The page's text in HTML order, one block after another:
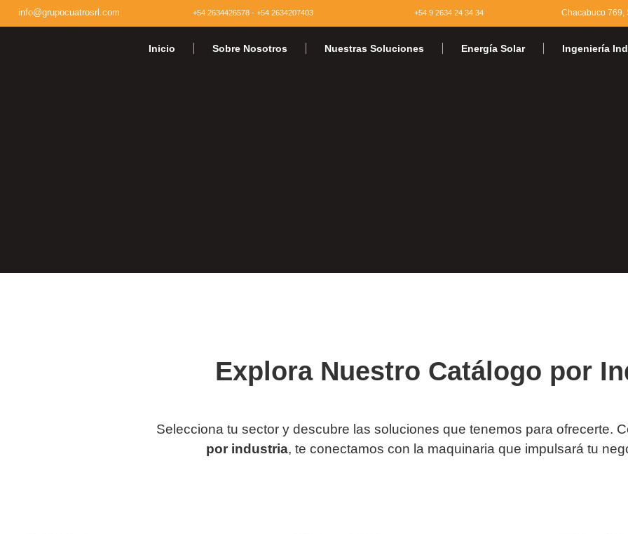
info@grupocuatrosrl.com +54 2634426578 - +54 2634207403 +54 9 2634 24 34 34 Chacabuco 769,
Inicio Sobre Nosotros Nuestras Soluciones Energía Solar Ingeniería
Explora Nuestro Catálogo por
Selecciona tu sector y descubre las soluciones que tenemos para ofrecerte.
por industria, te conectamos con la maquinaria que impulsará tu